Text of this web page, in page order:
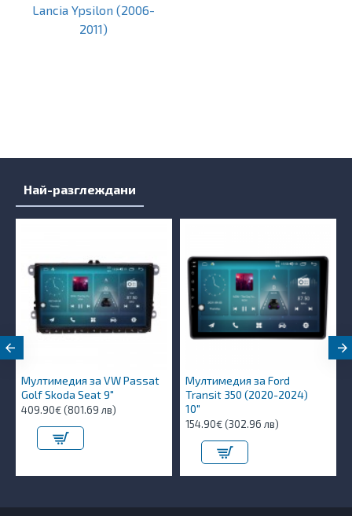
Lancia Ypsilon (2006-
2011)
Най-разглеждани
Мултимедия за VW Passat
Golf Skoda Seat 9"
409.90€ (801.69 лв)
Мултимедия за Ford
Transit 350 (2020-2024)
10″
154.90€ (302.96 лв)